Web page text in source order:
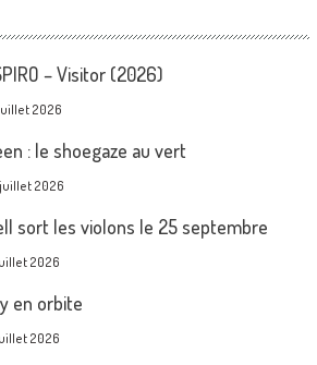
– Visitor (2026)
2026
: le shoegaze au vert
2026
sort les violons le 25 septembre
2026
en orbite
2026